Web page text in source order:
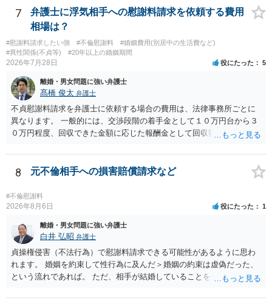
立て前に分籍届によってあなたの単独戸籍を編成しておく必要がある
でしょう。 法的に検討すべき課題が多いため、弁護士へ相談されるこ
とをお勧めします。
いのかが審理判断されることになる、というものになります。
7
弁護士に浮気相手への慰謝料請求を依頼する費用
相場は？
#慰謝料請求したい側 #不倫慰謝料
#婚姻費用(別居中の生活費など)
#異性関係(不貞等)
#20年以上の婚姻期間
2026年7月28日 役にたった 5
離婚・男女問題に強い弁護士
髙橋 俊太 弁護士
不貞慰謝料請求を弁護士に依頼する場合の費用は、法律事務所ごとに
異なります。 一般的には、交渉段階の着手金として１０万円台から３
０万円程度、回収できた金額に応じた報酬金として回収額の１０％か
には、追加着手金や日当、実費が発生することもあります。 もっと
も、証拠が十分にあるか、相手方の住所・勤務先が分かるか、慰謝料
額、離婚の有無、交渉で終わるか訴訟まで見込むかによって、費用は
変わり得ます。依頼前に、交渉だけの場合、訴訟になった場合、回収
できなかった場合の費用を確認しておくとよいでしょう。 弁護士選び
通しを過度に楽観的に言い過ぎないか、質問に具体的に答えてくれる
か、連絡方法（メール、電話、弁護士直接か事務局員を介するかな
ど）や対応スピードが合うかを確認するとよいと思います。いずれに
しましても、弁護士への相談・依頼にあたっては、証拠資料、夫と相
手方の関係、相手方の氏名・住所等、夫婦関係への影響、離婚予定の
8 元不倫相手への損害賠償請求など
#不倫慰謝料
2026年8月6日 役にたった 1
離婚・男女問題に強い弁護士
白井 弘昭 弁護士
貞操権侵害（不法行為）で慰謝料請求できる可能性があるように思わ
れます。 婚姻を約束して性行為に及んだ＞婚姻の約束は虚偽だった、
という流れであれば。 ただ、相手が結婚していることを知って行為に
性も認められそうですので、あまり慰謝料は高額にならないように思